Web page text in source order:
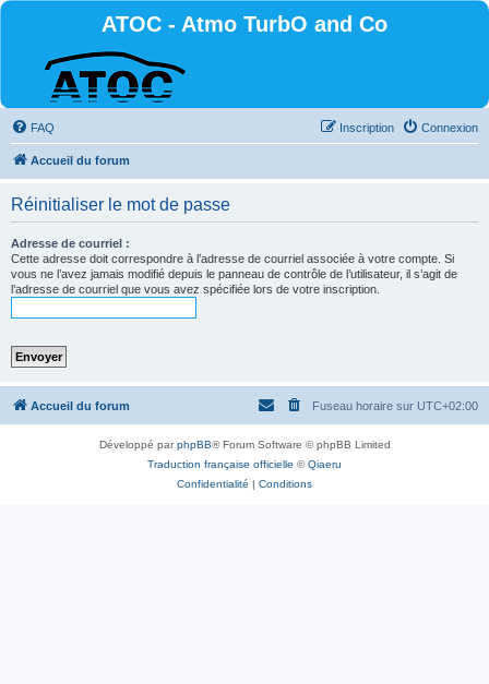
ATOC - Atmo TurbO and Co
FAQ Connexion
Inscription
Accueil du forum
Réinitialiser le mot de passe
Adresse de courriel :
Cette adresse doit correspondre à l’adresse de courriel associée à votre compte. Si
vous ne l’avez jamais modifié depuis le panneau de contrôle de l’utilisateur, il s’agit de
l’adresse de courriel que vous avez spécifiée lors de votre inscription.
Accueil du forum Fuseau horaire sur UTC+02:00
Développé parphpBB® Forum Software © phpBB Limited
Traduction française officielle ©Qiaeru
Confidentialité | Conditions